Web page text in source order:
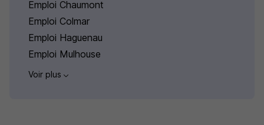
Emploi Chaumont
Emploi Colmar
Emploi Haguenau
Emploi Mulhouse
Voir plus